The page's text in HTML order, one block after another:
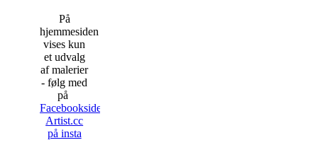
På
hjemmesiden
vises kun
et udvalg
af malerier
- følg med
på
Facebooksiden
Artist.cc
på insta